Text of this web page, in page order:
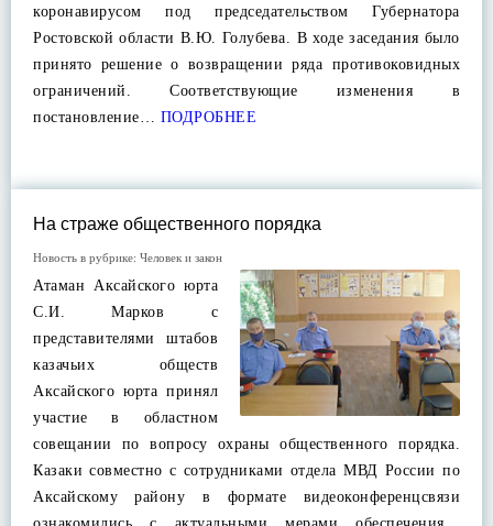
коронавирусом под председательством Губернатора
Ростовской области В.Ю. Голубева. В ходе заседания было
принято решение о возвращении ряда противоковидных
ограничений. Соответствующие изменения в
постановление… ПОДРОБНЕЕ
На страже общественного порядка
Новость в рубрике: Человек и закон
Атаман Аксайского юрта
С.И. Марков с
представителями штабов
казачьих обществ
Аксайского юрта принял
участие в областном
совещании по вопросу охраны общественного порядка.
Казаки совместно с сотрудниками отдела МВД России по
Аксайскому району в формате видеоконференцсвязи